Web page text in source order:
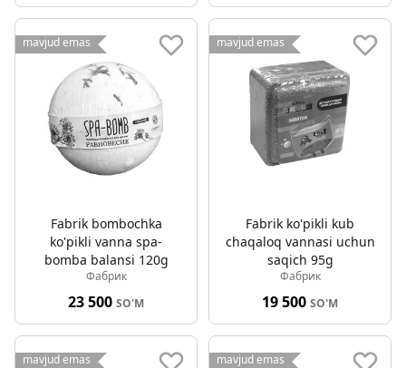
mavjud emas
Fabrik bombochka
ko'pikli vanna spa-
bomba balansi 120g
Фабрик
23 500 SO'M
mavjud emas
Fabrik ko'pikli kub
chaqaloq vannasi uchun
saqich 95g
Фабрик
19 500 SO'M
mavjud emas mavjud emas